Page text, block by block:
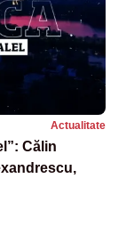
Actualitate
Călin